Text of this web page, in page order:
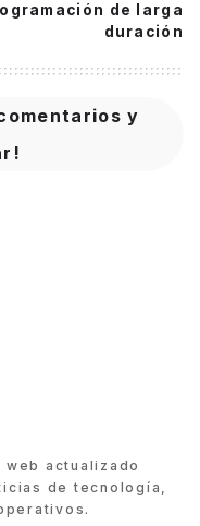
de larga
duración
y
web actualizado
de tecnología,